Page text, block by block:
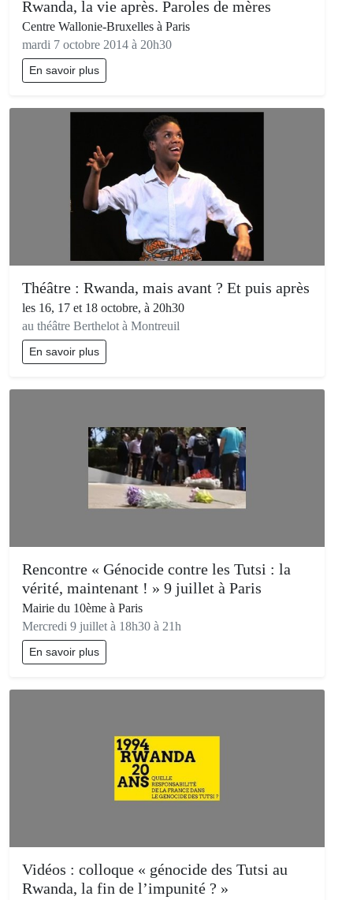
Rwanda, la vie après. Paroles de mères
Centre Wallonie-Bruxelles à Paris
mardi 7 octobre 2014 à 20h30
En savoir plus
Théâtre : Rwanda, mais avant ? Et puis après
les 16, 17 et 18 octobre, à 20h30
au théâtre Berthelot à Montreuil
En savoir plus
Rencontre « Génocide contre les Tutsi : la
vérité, maintenant ! » 9 juillet à Paris
Mairie du 10ème à Paris
Mercredi 9 juillet à 18h30 à 21h
En savoir plus
Vidéos : colloque « génocide des Tutsi au
Rwanda, la fin de l’impunité ? »